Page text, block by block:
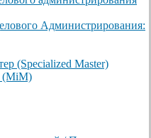
Администрирования:
(Specialized Master)
(MiM)